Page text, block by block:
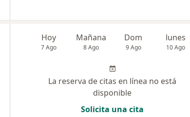
Hoy
7 Ago
Mañana
8 Ago
Dom
9 Ago
lunes
10 Ago
La reserva de citas en línea no está
disponible
Solicita una cita